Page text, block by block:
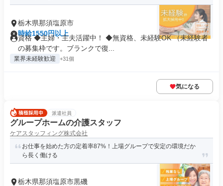
栃木県那須塩原市
時給1550円以上
資格 ◆主婦・主夫活躍中！ ◆無資格、未経験OK （未経験者
の募集枠です。ブランクで復...
業界未経験歓迎 +31個
気になる
派遣社員
グループホームの介護スタッフ
ケアスタッフィング株式会社
お仕事を始めた方の定着率87%！上場グループで安定の環境だか
ら長く働ける
栃木県那須塩原市黒磯